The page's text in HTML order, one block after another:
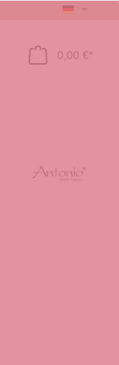
0,00 €*